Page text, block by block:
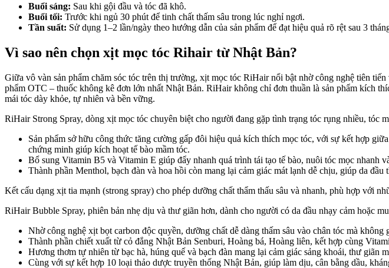
Buổi sáng: Sau khi gội đầu và tóc đã khô.
Buổi tối: Trước khi ngủ 30 phút để tinh chất thấm sâu trong lúc nghỉ ngơi.
Tần suất: Sử dụng 1–2 lần/ngày theo hướng dẫn của sản phẩm để đạt hiệu quả rõ rệt sau 3
Vì sao nên chọn xịt mọc tóc Rihair từ Nhật Bản?
Giữa vô vàn sản phẩm chăm sóc tóc trên thị trường, xịt mọc tóc RiHair nổi bật nhờ công nghệ tiên
phẩm OTC – thuốc không kê đơn lớn nhất Nhật Bản. RiHair không chỉ đơn thuần là sản phẩm kích
mái tóc dày khỏe, tự nhiên và bền vững.
RiHair Strong Spray, dòng xịt mọc tóc chuyên biệt cho người đang gặp tình trạng tóc rụng nhiều, tóc
Sản phẩm sở hữu công thức tăng cường gấp đôi hiệu quả kích thích mọc tóc, với sự kết hợp
chứng minh giúp kích hoạt tế bào mầm tóc.
Bổ sung Vitamin B5 và Vitamin E giúp đẩy nhanh quá trình tái tạo tế bào, nuôi tóc mọc nhanh
Thành phần Menthol, bạch đàn và hoa hồi còn mang lại cảm giác mát lạnh dễ chịu, giúp da đầu
Kết cấu dạng xịt tia mạnh (strong spray) cho phép dưỡng chất thẩm thấu sâu và nhanh, phù hợp với
RiHair Bubble Spray, phiên bản nhẹ dịu và thư giãn hơn, dành cho người có da đầu nhạy cảm hoặc
Nhờ công nghệ xịt bọt carbon độc quyền, dưỡng chất dễ dàng thấm sâu vào chân tóc mà không
Thành phần chiết xuất từ cỏ đắng Nhật Bản Senburi, Hoàng bá, Hoàng liên, kết hợp cùng
Hương thơm tự nhiên từ bạc hà, húng quế và bạch đàn mang lại cảm giác sảng khoái, thư giãn
Cùng với sự kết hợp 10 loại thảo dược truyền thống Nhật Bản, giúp làm dịu, cân bằng dầu,